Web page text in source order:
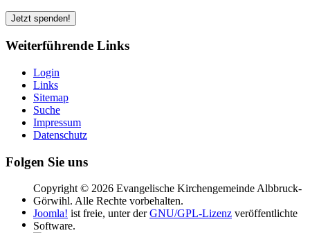
Weiterführende Links
Login
Links
Sitemap
Suche
Impressum
Datenschutz
Folgen Sie uns
Copyright © 2026 Evangelische Kirchengemeinde Albbruck-
Görwihl. Alle Rechte vorbehalten.
Joomla! ist freie, unter derGNU/GPL-Lizenz veröffentlichte
Software.